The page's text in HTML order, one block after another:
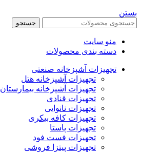
بستن
جستجو
منو سایت
دسته بندی محصولات
تجهیزات آشپزخانه صنعتی
تجهیزات آشپزخانه هتل
تجهیزات آشپزخانه بیمارستان
تجهیزات قنادی
تجهیزات نانوایی
تجهیزات کافه بیکری
تجهیزات پاستا
تجهیزات فست فود
تجهیزات پیتزا فروشی